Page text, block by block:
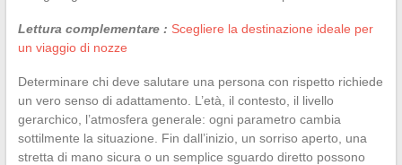
Lettura complementare : Scegliere la destinazione ideale per
un viaggio di nozze
Determinare chi deve salutare una persona con rispetto richiede
un vero senso di adattamento. L’età, il contesto, il livello
gerarchico, l’atmosfera generale: ogni parametro cambia
sottilmente la situazione. Fin dall’inizio, un sorriso aperto, una
stretta di mano sicura o un semplice sguardo diretto possono